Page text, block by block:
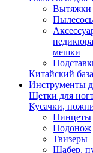
Вытяжки
мешки
Китайский
Инструменты
Щетки для
Кусачки,
Пинцеты
Подонож
Твизеры
Шабер,